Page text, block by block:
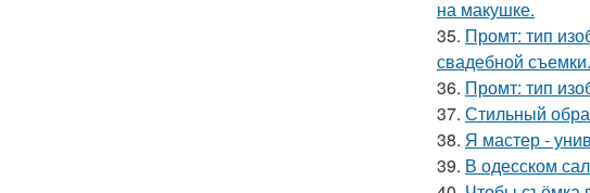
на макушке.
35. Промт: тип
свадебной съемки.
36. Промт: тип
37. Стильный
38. Я мастер -
39. В одесском